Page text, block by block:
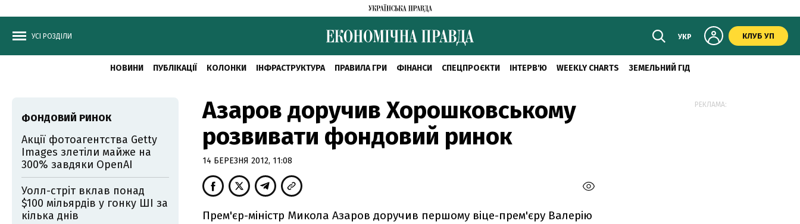
УСІ РОЗДІЛИ УКР КЛУБ УП
НОВИНИ ПУБЛІКАЦІЇ КОЛОНКИ ІНФРАСТРУКТУРА ПРАВИЛА ГРИ ФІНАНСИ СПЕЦПРОЄКТИ ІНТЕРВ'Ю WEEKLY CHARTS ЗЕМЕЛЬНИЙ ГІД
Азаров доручив Хорошковському
розвивати фондовий ринок
14 БЕРЕЗНЯ 2012, 11:08
Прем'єр-міністр Микола Азаров доручив першому віце-прем'єру Валерію
ФОНДОВИЙ РИНОК
Акції фотоагентства Getty
Images злетіли майже на
300% завдяки OpenAI
Уолл-стріт вклав понад
$100 мільярдів у гонку ШІ за
кілька днів
РЕКЛАМА: